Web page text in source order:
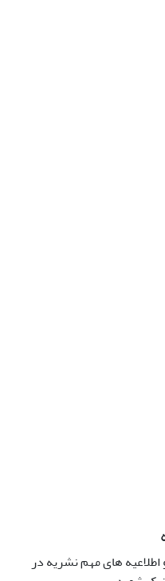
اطلاعیه های مهم نشریه در